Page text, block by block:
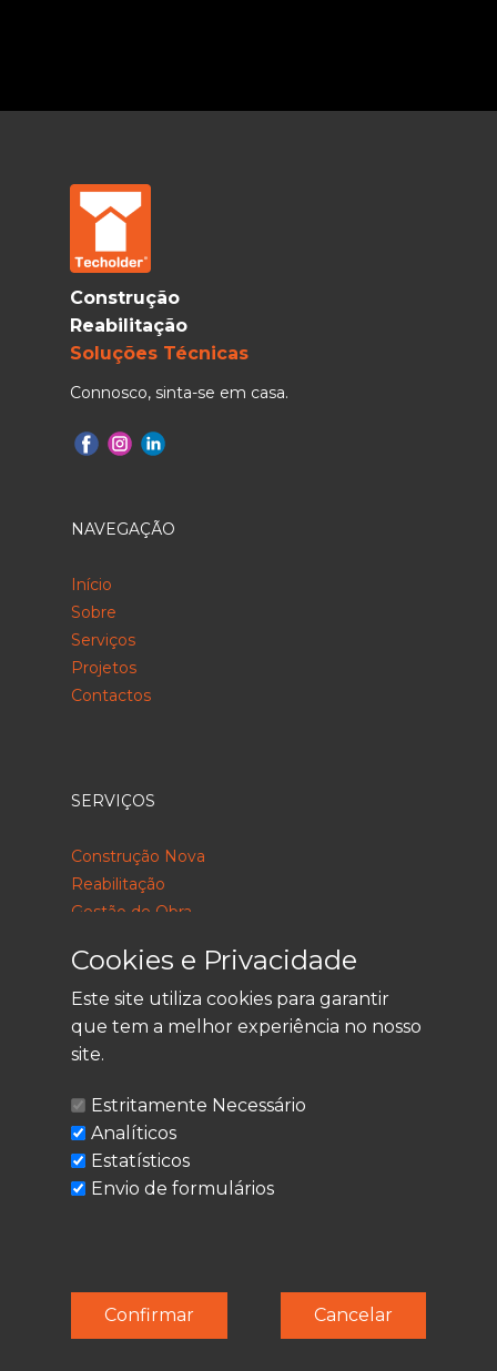
Construção
Reabilitação
Soluções Técnicas
Connosco, sinta-se em casa.
NAVEGAÇÃO
Início
Sobre
Serviços
Projetos
Contactos
SERVIÇOS
Construção Nova
Reabilitação
Gestão de Obra
LEGAL
Política de Privacidade
Termos de Utilização
Cookies
© Techolder. Todos os direitos reservados.
SmashLine
Cookies e Privacidade
Este site utiliza cookies para garantir
que tem a melhor experiência no nosso
site.
Estritamente Necessário
Analíticos
Estatísticos
Envio de formulários
Cancelar
Confirmar